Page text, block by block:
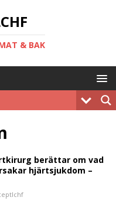
& BAK
berättar om vad
hjärtsjukdom –